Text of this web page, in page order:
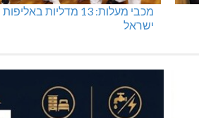
מכבי מעלות: 13 מדליות באליפות
ישראל